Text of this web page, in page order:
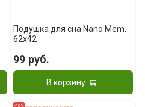
Подушка для сна Nano Mem,
62x42
99 руб.
В корзину
-10%